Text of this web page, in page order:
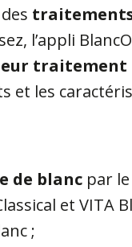
l’appli
traitement
et les
de blanc par
et VITA
;